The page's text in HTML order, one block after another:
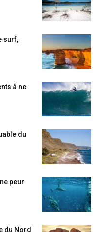
surf,
à ne
du
peur
du Nord